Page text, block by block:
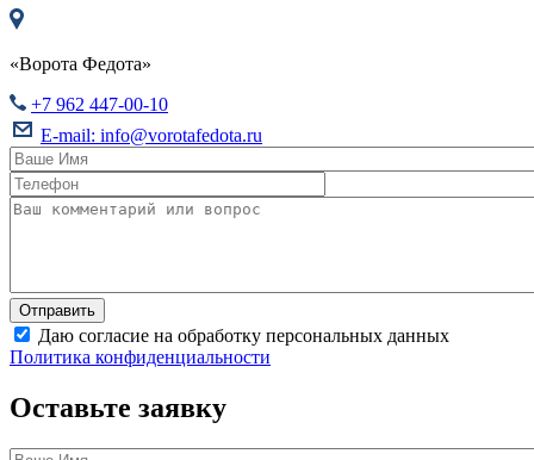
«Ворота Федота»
+7 962 447-00-10
E-mail: info@vorotafedota.ru
Даю согласие на обработку персональных данных
Политика конфиденциальности
Оставьте заявку